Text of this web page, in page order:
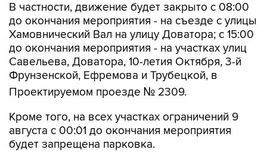
В частности, движение будет закрыто с 08:00
до окончания мероприятия - на съезде с улицы
Хамовнический Вал на улицу Доватора; с 15:00
до окончания мероприятия - на участках улиц
Савельева, Доватора, 10-летия Октября, 3-й
Фрунзенской, Ефремова и Трубецкой, в
Проектируемом проезде № 2309.
Кроме того, на всех участках ограничений 9
августа с 00:01 до окончания мероприятия
будет запрещена парковка.